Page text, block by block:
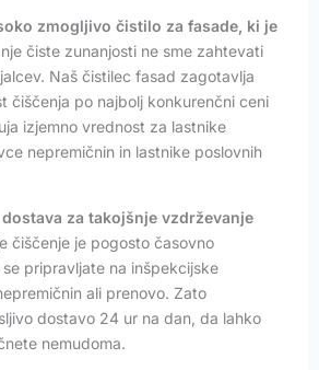
zmogljivo čistilo za fasade, ki je
čiste zunanjosti ne sme zahtevati
Naš čistilec fasad zagotavlja
čiščenja po najbolj konkurenčni ceni
izjemno vrednost za lastnike
nepremičnin in lastnike poslovnih
za takojšnje vzdrževanje
čiščenje je pogosto časovno
pripravljate na inšpekcijske
ali prenovo. Zato
dostavo 24 ur na dan, da lahko
nemudoma.